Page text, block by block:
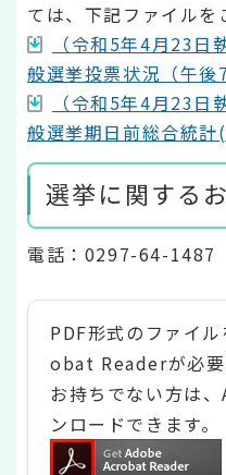
ては、下記ファイルを
（令和5年4月23日
般選挙投票状況（午
（令和5年4月23日
般選挙期日前総合統
選挙に関する
電話：0297-64-1487
PDF形式のファイ
obat Readerが必要
お持ちでない方は
ンロードできます。